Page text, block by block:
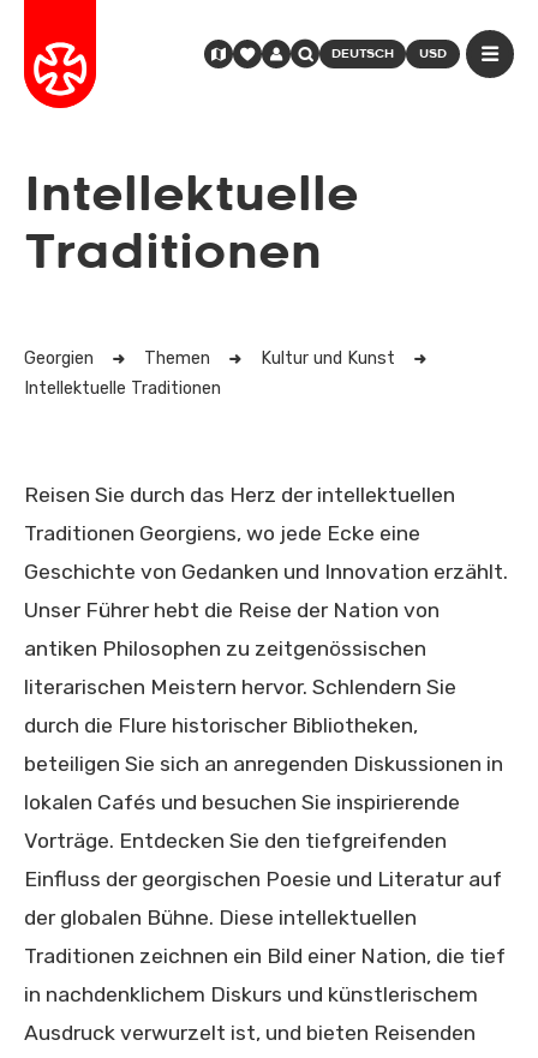
DEUTSCH USD
Intellektuelle
Traditionen
Georgien Themen
Kultur und Kunst
Intellektuelle Traditionen
Reisen Sie durch das Herz der intellektuellen
Traditionen Georgiens, wo jede Ecke eine
Geschichte von Gedanken und Innovation erzählt.
Unser Führer hebt die Reise der Nation von
antiken Philosophen zu zeitgenössischen
literarischen Meistern hervor. Schlendern Sie
durch die Flure historischer Bibliotheken,
beteiligen Sie sich an anregenden Diskussionen in
lokalen Cafés und besuchen Sie inspirierende
Vorträge. Entdecken Sie den tiefgreifenden
Einfluss der georgischen Poesie und Literatur auf
der globalen Bühne. Diese intellektuellen
Traditionen zeichnen ein Bild einer Nation, die tief
in nachdenklichem Diskurs und künstlerischem
Ausdruck verwurzelt ist, und bieten Reisenden